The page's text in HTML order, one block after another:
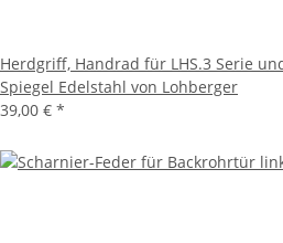
Herdgriff, Handrad für LHS.3 Serie
Spiegel Edelstahl von Lohberger
39,00 € *